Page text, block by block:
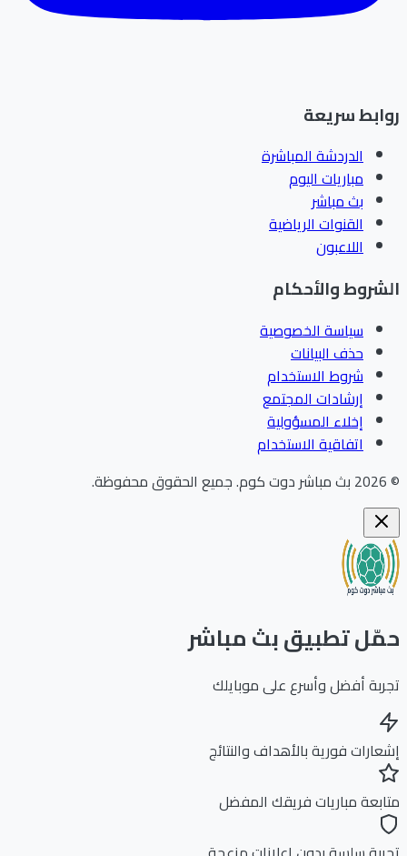
سريعة
الدردشة المباشرة
مباريات اليوم
بث مباشر
القنوات الرياضية
اللاعبون
والأحكام
سياسة الخصوصية
حذف البيانات
شروط الاستخدام
إرشادات المجتمع
إخلاء المسؤولية
اتفاقية الاستخدام
بث مباشر دوت كوم.جميع الحقوق محفوظة.
تطبيق بث مباشر
أفضل وأسرع على موبايلك
فورية بالأهداف والنتائج
مباريات فريقك المفضل